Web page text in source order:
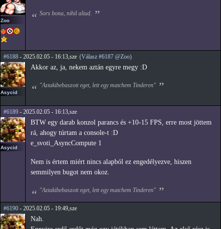
Zoo
Sors bona, nihil aliud.
#6188 - 2025.02.05 - 16:13,sze (Válasz #6187 @Zoo)
Asycid
Akkor az, ja, nekem aztán egyre megy :D
"Aztakibebaszott eget, lett egy matchem Tinderen"
#6189 - 2025.02.05 - 16:13,sze
Asycid
BTW egy darab konzol parancs és +10-15 FPS, erre most jöttem
rá, ahogy túrtam a console-t :D
e_svoti_AsyncCompute 1
Nem is értem miért nincs alapból ez engedélyezve, hiszen
semmilyen bugot nem okoz.
"Aztakibebaszott eget, lett egy matchem Tinderen"
#6190 - 2025.02.05 - 19:49,sze
Nah.